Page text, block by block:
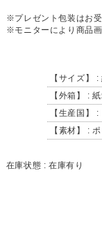
※プレゼント包装はお受
※モニターにより商品
【サイズ】
【外箱】 :
【生産国】
【素材】 :
在庫状態 : 在庫有り